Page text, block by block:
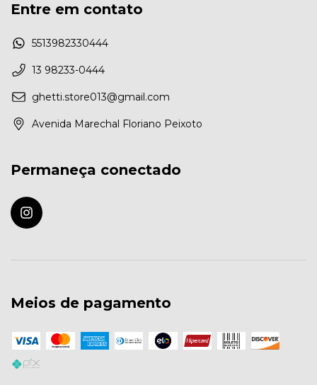
Entre em contato
5513982330444
13 98233-0444
ghetti.store013@gmail.com
Avenida Marechal Floriano Peixoto
Permaneça conectado
Meios de pagamento